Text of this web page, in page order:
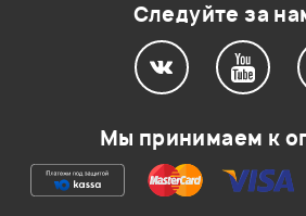
Ваша оценка:
Следуйте за
Мы принимаем к